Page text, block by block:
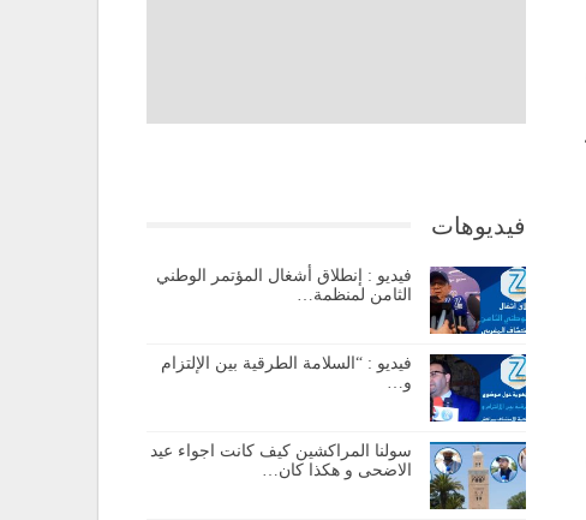
فيديوهات
فيديو : إنطلاق أشغال المؤتمر الوطني
الثامن لمنظمة…
فيديو : “السلامة الطرقية بين الإلتزام
و…
سولنا المراكشين كيف كانت اجواء عيد
الاضحى و هكذا كان…